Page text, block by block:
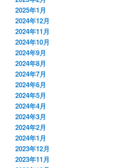
2025年1月
2024年12月
2024年11月
2024年10月
2024年9月
2024年8月
2024年7月
2024年6月
2024年5月
2024年4月
2024年3月
2024年2月
2024年1月
2023年12月
2023年11月